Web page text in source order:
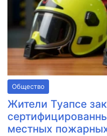
Общество
Жители Туапсе
местных